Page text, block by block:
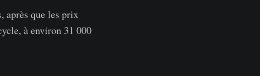
après que les prix
à environ 31 000